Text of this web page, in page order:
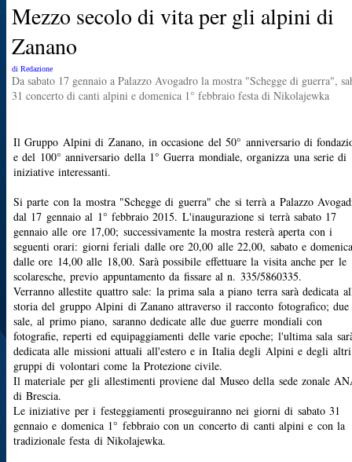
Mezzo secolo di vita per gli alpini di
Zanano
di Redazione
Da sabato 17 gennaio a Palazzo Avogadro la mostra "Schegge di guerra",
31 concerto di canti alpini e domenica 1° febbraio festa di Nikolajewka
Il Gruppo Alpini di Zanano, in occasione del 50° anniversario di
e del 100° anniversario della 1° Guerra mondiale, organizza una serie di
iniziative interessanti.
Si parte con la mostra "Schegge di guerra" che si terrà a Palazzo
dal 17 gennaio al 1° febbraio 2015. L'inaugurazione si terrà sabato 17
gennaio alle ore 17,00; successivamente la mostra resterà aperta con i
seguenti orari: giorni feriali dalle ore 20,00 alle 22,00, sabato e
dalle ore 14,00 alle 18,00. Sarà possibile effettuare la visita anche per le
scolaresche, previo appuntamento da fissare al n. 335/5860335.
Verranno allestite quattro sale: la prima sala a piano terra sarà dedicata
storia del gruppo Alpini di Zanano attraverso il racconto fotografico; due
sale, al primo piano, saranno dedicate alle due guerre mondiali con
fotografie, reperti ed equipaggiamenti delle varie epoche; l'ultima sala
dedicata alle missioni attuali all'estero e in Italia degli Alpini e degli altri
gruppi di volontari come la Protezione civile.
Il materiale per gli allestimenti proviene dal Museo della sede zonale
di Brescia.
Le iniziative per i festeggiamenti proseguiranno nei giorni di sabato 31
gennaio e domenica 1° febbraio con un concerto di canti alpini e con la
tradizionale festa di Nikolajewka.